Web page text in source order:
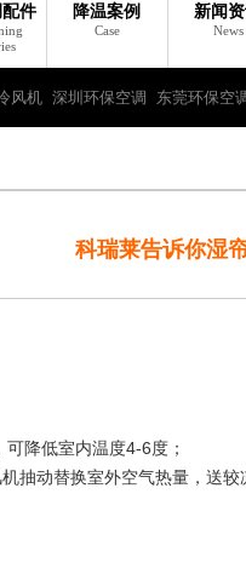
件 降温案例
Case
新闻
News
风机 深圳环保空调 东莞环保空
科瑞莱告诉你湿
降低室内温度4-6度；
动替换室外空气热量， 送较